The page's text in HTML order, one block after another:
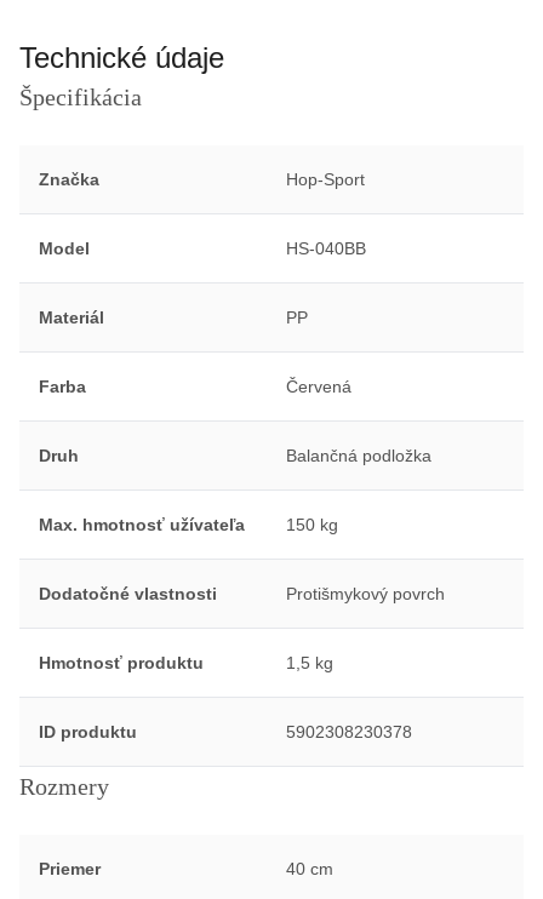
Technické údaje
Špecifikácia
Značka Hop-Sport
Model HS-040BB
Materiál PP
Farba Červená
Druh Balančná podložka
Max. hmotnosť užívateľa 150 kg
Dodatočné vlastnosti Protišmykový povrch
Hmotnosť produktu 1,5 kg
ID produktu 5902308230378
Rozmery
Priemer 40 cm